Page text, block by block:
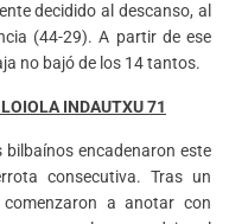
decidido al descanso, al
(44-29). A partir de ese
no bajó de los 14 tantos.
INDAUTXU 71
bilbaínos encadenaron este
consecutiva. Tras un
a anotar con